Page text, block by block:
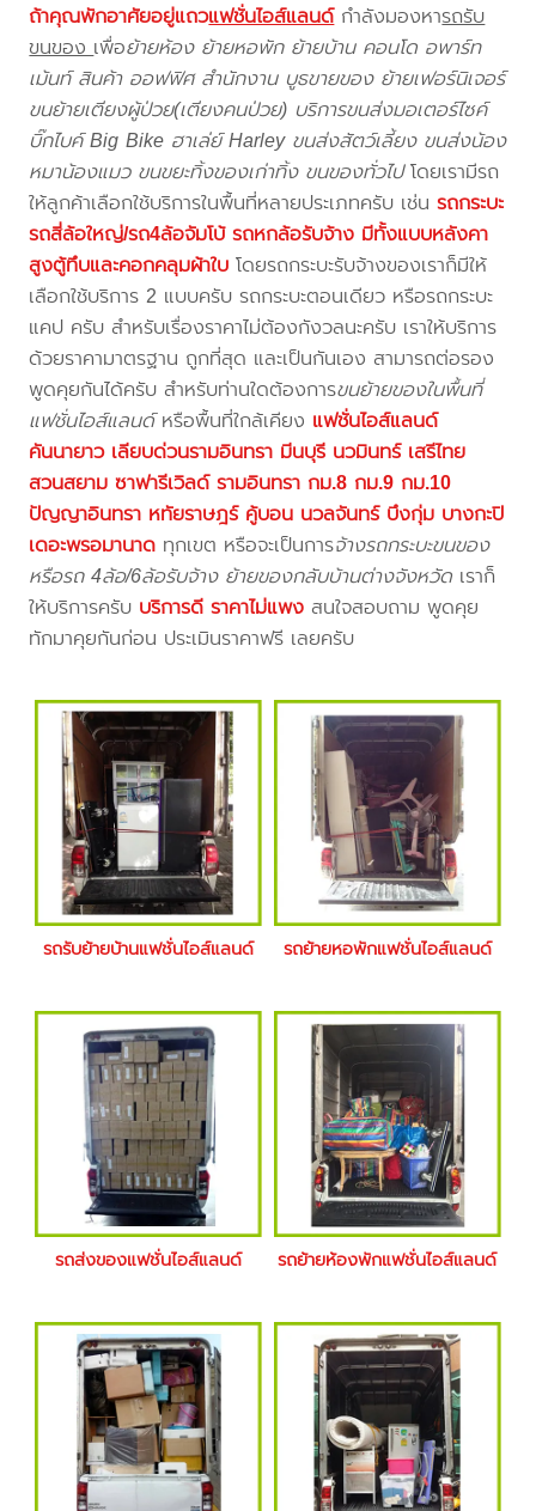
ถ้าคุณพักอาศัยอยู่แถวแฟชั่นไอส์แลนด์กำลังมองหารถรับ
ขนของเพื่อย้ายห้อง ย้ายหอพัก ย้ายบ้าน คอนโด อพาร์ท
เม้นท์ สินค้า ออฟฟิศ สำนักงาน บูธขายของ ย้ายเฟอร์นิเจอร์
ขนย้ายเตียงผู้ป่วย(เตียงคนป่วย) บริการขนส่งมอเตอร์ไซค์
บิ๊กไบค์ Big Bike ฮาเล่ย์ Harley ขนส่งสัตว์เลี้ยง ขนส่งน้อง
หมาน้องแมว ขนขยะทิ้งของเก่าทิ้ง ขนของทั่วไปโดยเรามีรถ
ให้ลูกค้าเลือกใช้บริการในพื้นที่หลายประเภทครับ เช่นรถกระบะ
รถสี่ล้อใหญ่/รถ4ล้อจัมโบ้ รถหกล้อรับจ้าง มีทั้งแบบหลังคา
สูงตู้ทึบและคอกคลุมผ้าใบ โดยรถกระบะรับจ้างของเราก็มีให้
เลือกใช้บริการ 2 แบบครับ รถกระบะตอนเดียว หรือรถกระบะ
แคป ครับ สำหรับเรื่องราคาไม่ต้องกังวลนะครับ เราให้บริการ
ด้วยราคามาตรฐาน ถูกที่สุด และเป็นกันเอง สามารถต่อรอง
พูดคุยกันได้ครับ สำหรับท่านใดต้องการขนย้ายของในพื้นที่
แฟชั่นไอส์แลนด์หรือพื้นที่ใกล้เคียง แฟชั่นไอส์แลนด์
คันนายาว เลียบด่วนรามอินทรา มีนบุรี นวมินทร์ เสรีไทย
สวนสยาม ซาฟารีเวิลด์ รามอินทรา กม.8 กม.9 กม.10
ปัญญาอินทรา หทัยราษฎร์ คู้บอน นวลจันทร์ บึงกุ่ม บางกะปิ
เดอะพรอมานาด ทุกเขต หรือจะเป็นการจ้างรถกระบะขนของ
หรือรถ 4ล้อ/6ล้อรับจ้าง ย้ายของกลับบ้านต่างจังหวัด เราก็
ให้บริการครับ บริการดี ราคาไม่แพง สนใจสอบถาม พูดคุย
ทักมาคุยกันก่อน ประเมินราคาฟรี เลยครับ
รถรับย้ายบ้านแฟชั่นไอส์แลนด์ รถย้ายหอพักแฟชั่นไอส์แลนด์
รถส่งของแฟชั่นไอส์แลนด์ รถย้ายห้องพักแฟชั่นไอส์แลนด์